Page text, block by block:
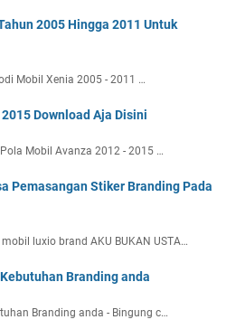
2005 Hingga 2011 Untuk
Mobil Xenia 2005 - 2011 …
Download Aja Disini
Mobil Avanza 2012 - 2015 …
Pemasangan Stiker Branding Pada
luxio brand AKU BUKAN USTA…
Branding anda
Branding anda - Bingung c…